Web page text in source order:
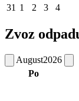
31 1 2 3 4
Zvoz
August2026
Po